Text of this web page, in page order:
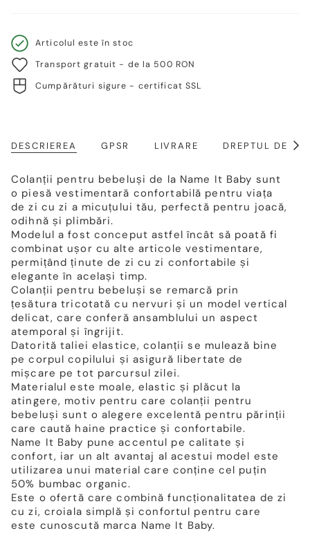
Articolul este în stoc
Transport gratuit - de la 500 RON
Cumpărături sigure - certificat SSL
DESCRIEREA GPSR LIVRARE DREPTUL DE
Colanții pentru bebeluși de la Name It Baby sunt
o piesă vestimentară confortabilă pentru viața
de zi cu zi a micuțului tău, perfectă pentru joacă,
odihnă și plimbări.
Modelul a fost conceput astfel încât să poată fi
combinat ușor cu alte articole vestimentare,
permițând ținute de zi cu zi confortabile și
elegante în același timp.
Colanții pentru bebeluși se remarcă prin
țesătura tricotată cu nervuri și un model vertical
delicat, care conferă ansamblului un aspect
atemporal și îngrijit.
Datorită taliei elastice, colanții se mulează bine
pe corpul copilului și asigură libertate de
mișcare pe tot parcursul zilei.
Materialul este moale, elastic și plăcut la
atingere, motiv pentru care colanții pentru
bebeluși sunt o alegere excelentă pentru părinții
care caută haine practice și confortabile.
Name It Baby pune accentul pe calitate și
confort, iar un alt avantaj al acestui model este
utilizarea unui material care conține cel puțin
50% bumbac organic.
Este o ofertă care combină funcționalitatea de zi
cu zi, croiala simplă și confortul pentru care
este cunoscută marca Name It Baby.